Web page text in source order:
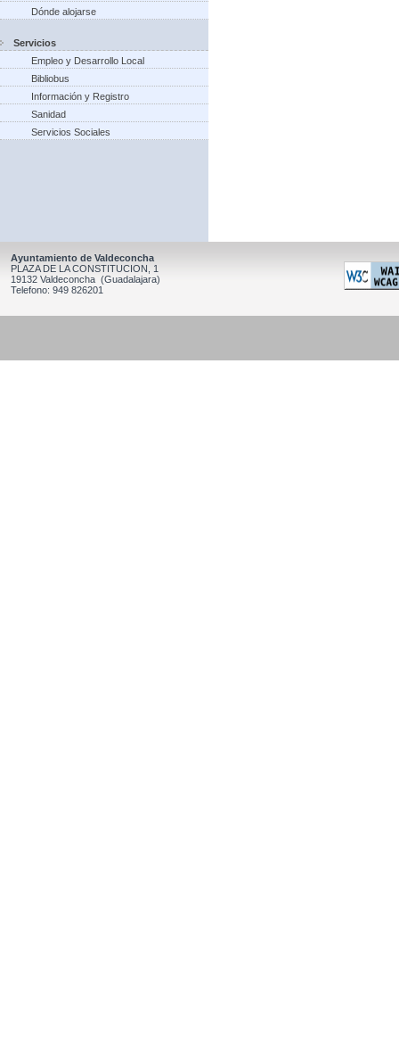
Dónde alojarse
Servicios
Empleo y Desarrollo Local
Bibliobus
Información y Registro
Sanidad
Servicios Sociales
Ayuntamiento de Valdeconcha
PLAZA DE LA CONSTITUCION, 1
19132 Valdeconcha (Guadalajara)
Telefono: 949 826201